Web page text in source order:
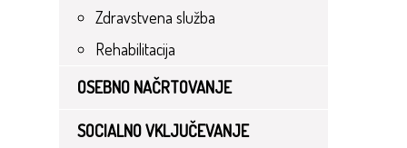
Zdravstvena služba
Rehabilitacija
OSEBNO NAČRTOVANJE
SOCIALNO VKLJUČEVANJE